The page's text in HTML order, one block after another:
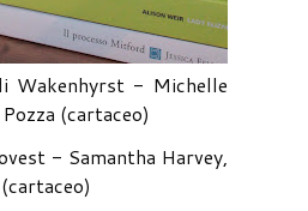
Wakenhyrst - Michelle
(cartaceo)
- Samantha Harvey,